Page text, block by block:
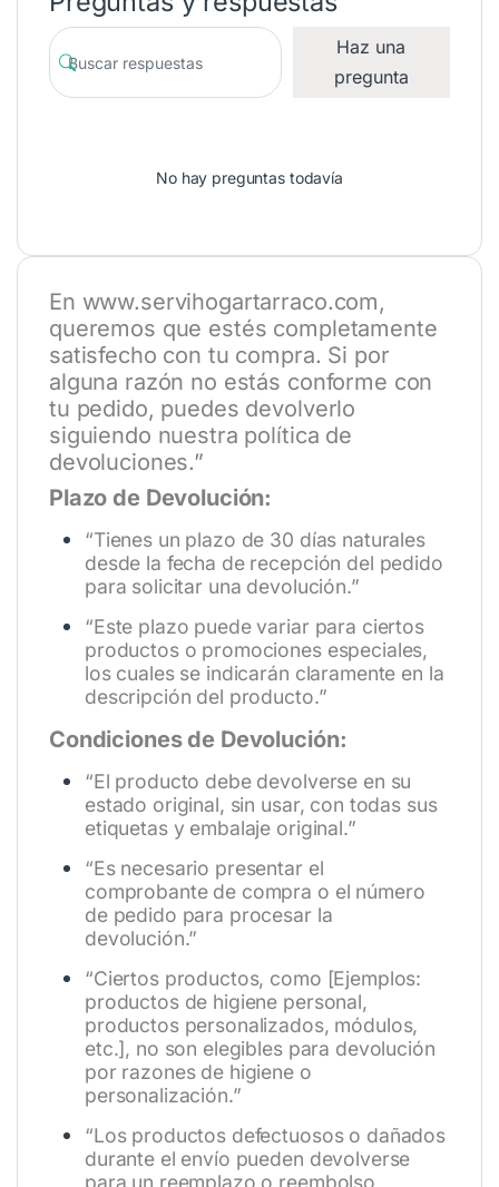
Haz una
pregunta
No hay preguntas todavía
En www.servihogartarraco.com,
queremos que estés completamente
satisfecho con tu compra. Si por
alguna razón no estás conforme con
tu pedido, puedes devolverlo
siguiendo nuestra política de
devoluciones.”
Plazo de Devolución:
“Tienes un plazo de 30 días naturales
desde la fecha de recepción del pedido
para solicitar una devolución.”
“Este plazo puede variar para ciertos
productos o promociones especiales,
los cuales se indicarán claramente en la
descripción del producto.”
Condiciones de Devolución:
“El producto debe devolverse en su
estado original, sin usar, con todas sus
etiquetas y embalaje original.”
“Es necesario presentar el
comprobante de compra o el número
de pedido para procesar la
devolución.”
“Ciertos productos, como [Ejemplos:
productos de higiene personal,
productos personalizados, módulos,
etc.], no son elegibles para devolución
por razones de higiene o
personalización.”
“Los productos defectuosos o dañados
durante el envío pueden devolverse
para un reemplazo o reembolso